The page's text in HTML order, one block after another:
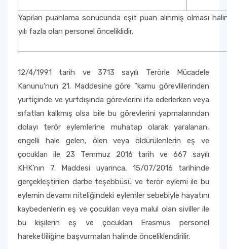
Yapılan puanlama sonucunda eşit puan alınmış olması
yılı fazla olan personel önceliklidir.
12/4/1991 tarih ve 3713 sayılı Terörle Mücadele
Kanunu’nun 21. Maddesine göre ”kamu görevlilerinden
yurtiçinde ve yurtdışında görevlerini ifa ederlerken veya
sıfatları kalkmış olsa bile bu görevlerini yapmalarından
dolayı terör eylemlerine muhatap olarak yaralanan,
engelli hale gelen, ölen veya öldürülenlerin eş ve
çocukları ile 23 Temmuz 2016 tarih ve 667 sayılı
KHK’nın 7. Maddesi uyarınca, 15/07/2016 tarihinde
gerçekleştirilen darbe teşebbüsü ve terör eylemi ile bu
eylemin devamı niteliğindeki eylemler sebebiyle hayatını
kaybedenlerin eş ve çocukları veya malul olan siviller ile
bu kişilerin eş ve çocukları Erasmus personel
hareketliliğine başvurmaları halinde önceliklendirilir.